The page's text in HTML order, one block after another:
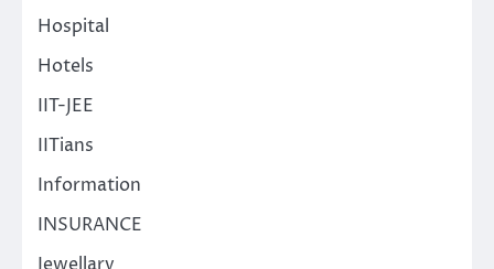
Hospital
Hotels
IIT-JEE
IITians
Information
INSURANCE